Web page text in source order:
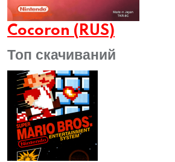
Cocoron (RUS)
Топ скачиваний